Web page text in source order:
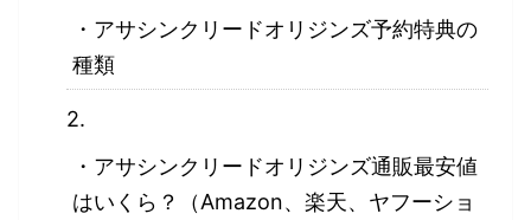
・アサシンクリードオリジンズ予約特典の
種類
・アサシンクリードオリジンズ通販最安値
はいくら？（Amazon、楽天、ヤフーショ